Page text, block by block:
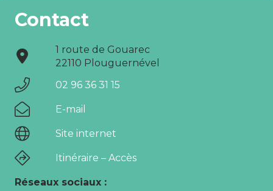
Contact
1 route de Gouarec
22110 Plouguernével
02 96 36 31 15
E-mail
Site internet
Itinéraire – Accès
Réseaux sociaux :